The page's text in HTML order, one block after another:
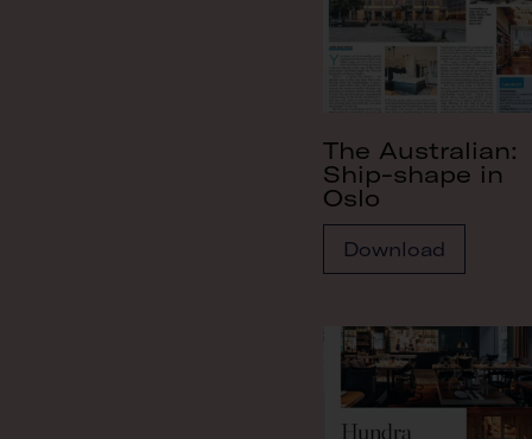
The Australian:
Ship-shape in
Oslo
Download